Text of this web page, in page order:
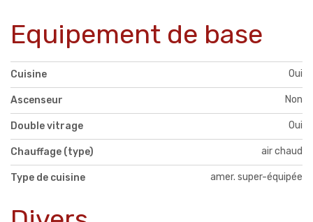
Equipement de base
Cuisine Oui
Ascenseur Non
Double vitrage Oui
Chauffage (type) air chaud
Type de cuisine amer. super-équipée